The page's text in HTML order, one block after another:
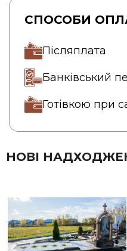
СПОСОБИ
Післяплата
Банківський
Готівкою при
НОВІ